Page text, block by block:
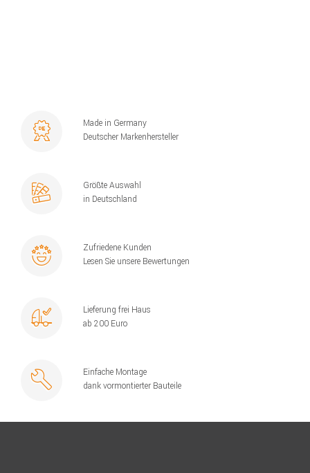
Made in Germany
Deutscher Markenhersteller
Größte Auswahl
in Deutschland
Zufriedene Kunden
Lesen Sie unsere Bewertungen
Lieferung frei Haus
ab 200 Euro
Einfache Montage
dank vormontierter Bauteile